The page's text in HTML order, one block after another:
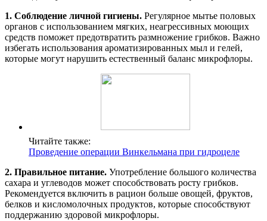
1. Соблюдение личной гигиены. Регулярное мытье половых
органов с использованием мягких, неагрессивных моющих
средств поможет предотвратить размножение грибков. Важно
избегать использования ароматизированных мыл и гелей,
которые могут нарушить естественный баланс микрофлоры.
Читайте также:
Проведение операции Винкельмана при гидроцеле
2. Правильное питание. Употребление большого количества
сахара и углеводов может способствовать росту грибков.
Рекомендуется включить в рацион больше овощей, фруктов,
белков и кисломолочных продуктов, которые способствуют
поддержанию здоровой микрофлоры.